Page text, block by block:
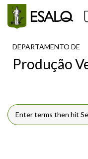
Pular para o conteúdo
DEPARTAMENTO DE
Produção